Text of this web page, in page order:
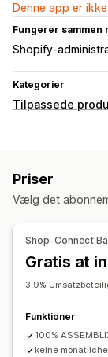
Denne app er
Fungerer sammen
Shopify-
Kategorier
Tilpassede
Priser
Vælg det
Shop-Connect
Gratis at
3,9%
Funktioner
100%
keine